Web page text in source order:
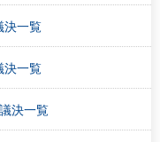
一覧
一覧
決一覧